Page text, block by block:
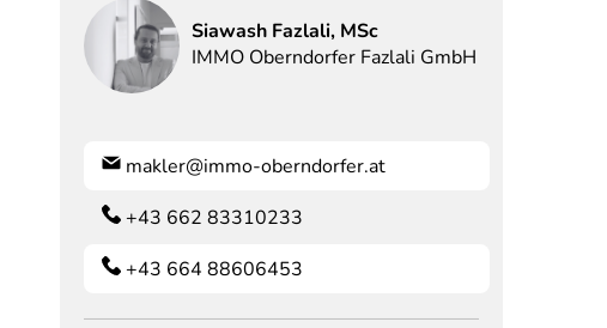
Siawash Fazlali, MSc
IMMO Oberndorfer Fazlali GmbH
makler@immo-oberndorfer.at
+43 662 83310233
+43 664 88606453